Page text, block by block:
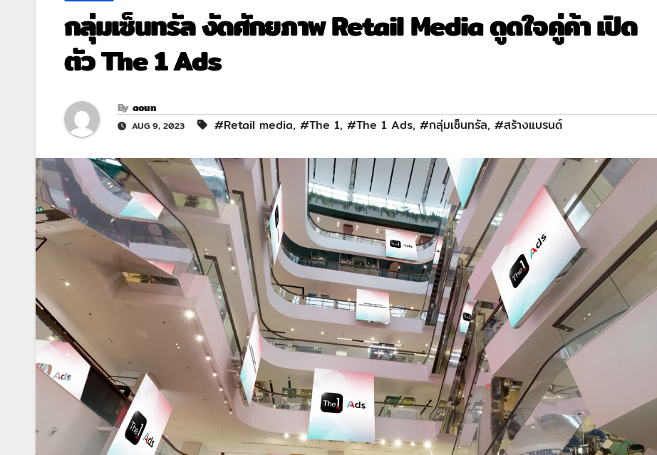
กลุ่มเซ็นทรัล งัดศักยภาพ Retail Media ดูดใจคู่ค้า เปิด
ตัว The 1 Ads
By aoun
AUG 9, 2023 #Retail media, #The 1, #The 1 Ads, #กลุ่มเซ็นทรัล, #สร้างแบรนด์